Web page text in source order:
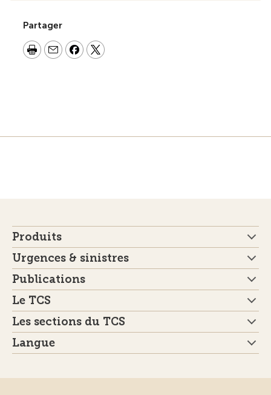
Partager
Produits
Urgences & sinistres
Publications
Le TCS
Les sections du TCS
Langue